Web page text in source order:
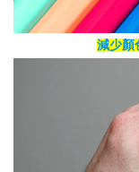
減少顏